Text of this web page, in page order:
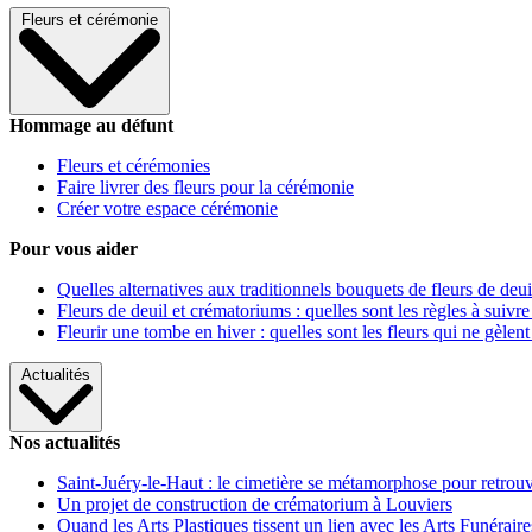
Fleurs et cérémonie
Hommage au défunt
Fleurs et cérémonies
Faire livrer des fleurs pour la cérémonie
Créer votre espace cérémonie
Pour vous aider
Quelles alternatives aux traditionnels bouquets de fleurs de
Fleurs de deuil et crématoriums : quelles sont les règles à
Fleurir une tombe en hiver : quelles sont les fleurs qui ne gèlent
Actualités
Nos actualités
Saint-Juéry-le-Haut : le cimetière se métamorphose pour
Un projet de construction de crématorium à Louviers
Quand les Arts Plastiques tissent un lien avec les Arts